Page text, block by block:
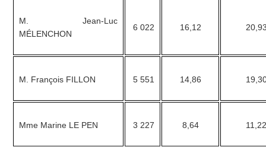
M. Jean-Luc
MÉLENCHON
6 022 16,12
M. François FILLON 5 551 14,86
Mme Marine LE PEN 3 227 8,64 11,22